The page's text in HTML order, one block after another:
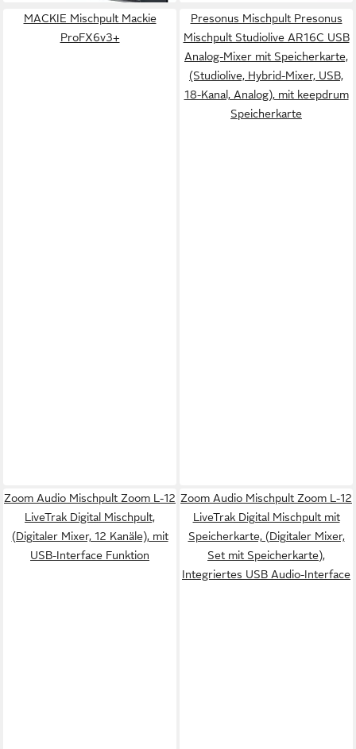
MACKIE Mischpult Mackie
ProFX6v3+
Presonus Mischpult Presonus
Mischpult Studiolive AR16C USB
Analog-Mixer mit Speicherkarte,
(Studiolive, Hybrid-Mixer, USB,
18-Kanal, Analog), mit keepdrum
Speicherkarte
Zoom Audio Mischpult Zoom L-12
LiveTrak Digital Mischpult,
(Digitaler Mixer, 12 Kanäle), mit
USB-Interface Funktion
Zoom Audio Mischpult Zoom L-12
LiveTrak Digital Mischpult mit
Speicherkarte, (Digitaler Mixer,
Set mit Speicherkarte),
Integriertes USB Audio-Interface